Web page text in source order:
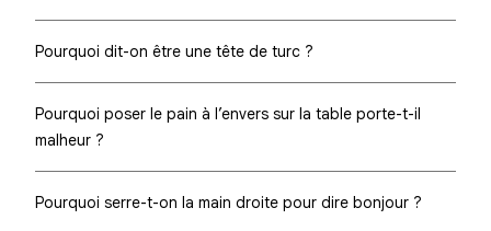
Pourquoi dit-on être une tête de turc ?
Pourquoi poser le pain à l’envers sur la table porte-t-il
malheur ?
Pourquoi serre-t-on la main droite pour dire bonjour ?